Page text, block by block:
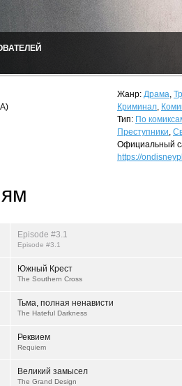
Жанр: Драма,
Криминал,
Тип: По
Преступники,
Официальный
https://
Episode #3.1
Episode #3.1
Южный Крест
The Southern Cross
Тьма, полная ненависти
The Hateful Darkness
Реквием
Requiem
Великий замысел
The Grand Design